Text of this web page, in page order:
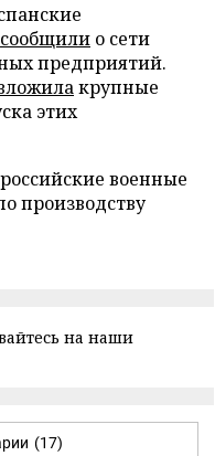
сообщили о сети
предприятий.
крупные
этих
военные
производству
на наши
(17)